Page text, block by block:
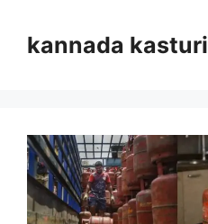
contentkannada kasturi